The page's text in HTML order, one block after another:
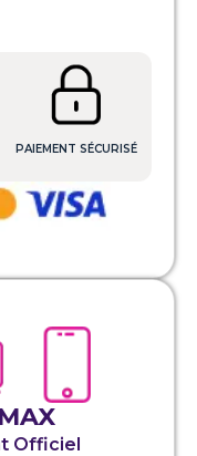
PAIEMENT SÉCURISÉ
Officiel